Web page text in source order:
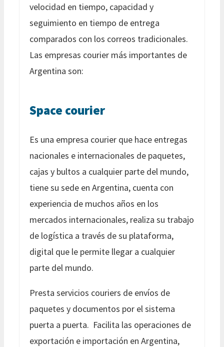
velocidad en tiempo, capacidad y
seguimiento en tiempo de entrega
comparados con los correos tradicionales.
Las empresas courier más importantes de
Argentina son:
Space courier
Es una empresa courier que hace entregas
nacionales e internacionales de paquetes,
cajas y bultos a cualquier parte del mundo,
tiene su sede en Argentina, cuenta con
experiencia de muchos años en los
mercados internacionales, realiza su trabajo
de logística a través de su plataforma,
digital que le permite llegar a cualquier
parte del mundo.
Presta servicios couriers de envíos de
paquetes y documentos por el sistema
puerta a puerta. Facilita las operaciones de
exportación e importación en Argentina,